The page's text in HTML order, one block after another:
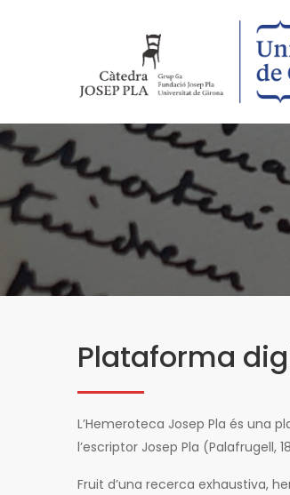
Plataforma
L’Hemeroteca Josep Pla és una
l’escriptor Josep Pla (Palafrugell,
Fruit d’una recerca exhaustiva,